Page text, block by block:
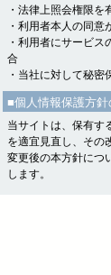
・法律上照会権限
・利用者本人の同意
・利用者にサービ
合
・当社に対して秘
■個人情報保護方
当サイトは、保有す
を適宜見直し、その
変更後の本方針につ
します。